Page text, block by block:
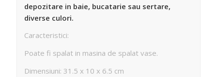
depozitare in baie, bucatarie sau sertare,
diverse culori.
Caracteristici:
Poate fi spalat in masina de spalat vase.
Dimensiuni: 31.5 x 10 x 6.5 cm